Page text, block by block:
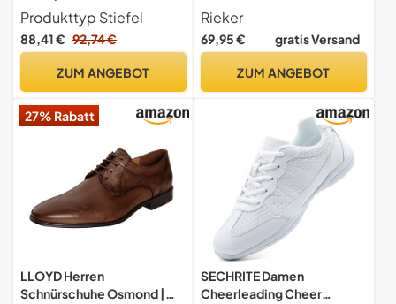
Stiefel Kaltfutter,Flacher
Absatz,kaltgefüttert,Schn
uerschuhe,Cognac/Dark
Produkttyp Stiefel
88,41 € 92,74 €
ZUM ANGEBOT
Rieker
69,95 € gratis Versand
ZUM ANGEBOT
27% Rabatt
LLOYD Herren
Schnürschuhe Osmond |
SECHRITE Damen
Cheerleading Cheer